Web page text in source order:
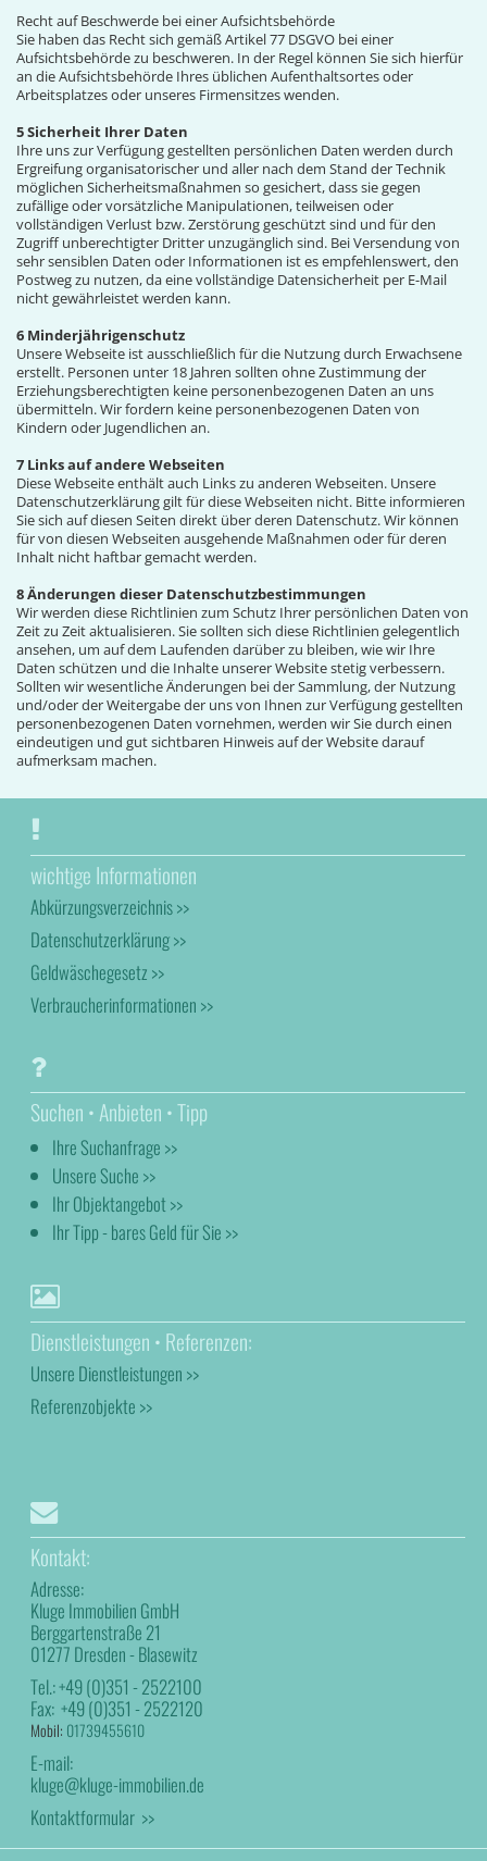
Recht auf Beschwerde bei einer Aufsichtsbehörde
Sie haben das Recht sich gemäß Artikel 77 DSGVO bei einer
Aufsichtsbehörde zu beschweren. In der Regel können Sie sich hierfür
an die Aufsichtsbehörde Ihres üblichen Aufenthaltsortes oder
Arbeitsplatzes oder unseres Firmensitzes wenden.
5 Sicherheit Ihrer Daten
Ihre uns zur Verfügung gestellten persönlichen Daten werden durch
Ergreifung organisatorischer und aller nach dem Stand der Technik
möglichen Sicherheitsmaßnahmen so gesichert, dass sie gegen
zufällige oder vorsätzliche Manipulationen, teilweisen oder
vollständigen Verlust bzw. Zerstörung geschützt sind und für den
Zugriff unberechtigter Dritter unzugänglich sind. Bei Versendung von
sehr sensiblen Daten oder Informationen ist es empfehlenswert, den
Postweg zu nutzen, da eine vollständige Datensicherheit per E-Mail
nicht gewährleistet werden kann.
6 Minderjährigenschutz
Unsere Webseite ist ausschließlich für die Nutzung durch Erwachsene
erstellt. Personen unter 18 Jahren sollten ohne Zustimmung der
Erziehungsberechtigten keine personenbezogenen Daten an uns
übermitteln. Wir fordern keine personenbezogenen Daten von
Kindern oder Jugendlichen an.
7 Links auf andere Webseiten
Diese Webseite enthält auch Links zu anderen Webseiten. Unsere
Datenschutzerklärung gilt für diese Webseiten nicht. Bitte informieren
Sie sich auf diesen Seiten direkt über deren Datenschutz. Wir können
für von diesen Webseiten ausgehende Maßnahmen oder für deren
Inhalt nicht haftbar gemacht werden.
8 Änderungen dieser Datenschutzbestimmungen
Wir werden diese Richtlinien zum Schutz Ihrer persönlichen Daten von
Zeit zu Zeit aktualisieren. Sie sollten sich diese Richtlinien gelegentlich
ansehen, um auf dem Laufenden darüber zu bleiben, wie wir Ihre
Daten schützen und die Inhalte unserer Website stetig verbessern.
Sollten wir wesentliche Änderungen bei der Sammlung, der Nutzung
und/oder der Weitergabe der uns von Ihnen zur Verfügung gestellten
personenbezogenen Daten vornehmen, werden wir Sie durch einen
eindeutigen und gut sichtbaren Hinweis auf der Website darauf
aufmerksam machen.
wichtige Informationen
Abkürzungsverzeichnis >>
Datenschutzerklärung >>
Geldwäschegesetz >>
Verbraucherinformationen >>
Suchen • Anbieten • Tipp
Ihre Suchanfrage >>
Unsere Suche >>
Ihr Objektangebot >>
Ihr Tipp - bares Geld für Sie >>
Dienstleistungen • Referenzen:
Unsere Dienstleistungen >>
Referenzobjekte >>
Kontakt:
Adresse:
Kluge Immobilien GmbH
Berggartenstraße 21
01277 Dresden - Blasewitz
Tel.:+49 (0)351 - 2522100
Fax:+49 (0)351 - 2522120
Mobil: 01739455610
E-mail:
kluge@kluge-immobilien.de
Kontaktformular >>